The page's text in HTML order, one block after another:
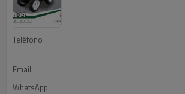
Teléfono
Email
WhatsApp